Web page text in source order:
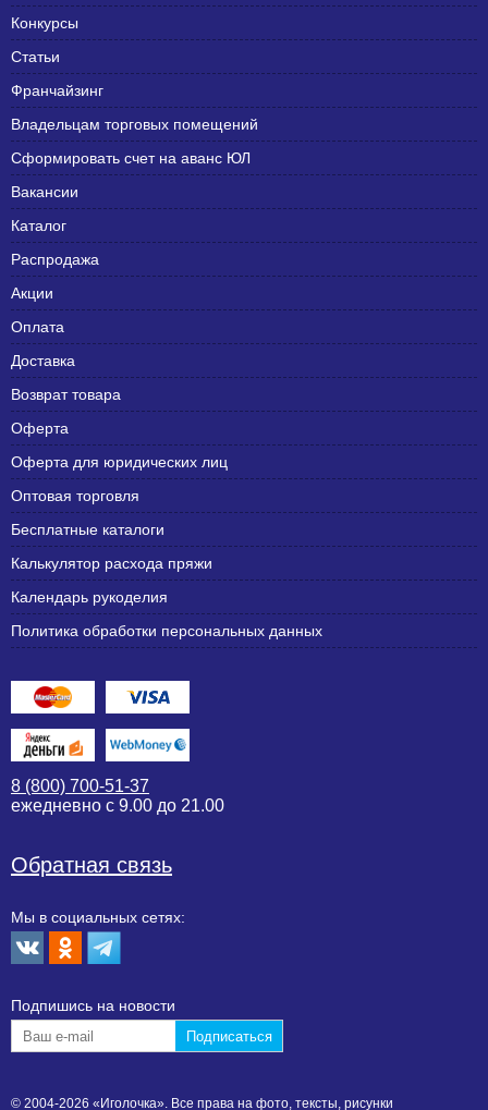
Конкурсы
Статьи
Франчайзинг
Владельцам торговых помещений
Сформировать счет на аванс ЮЛ
Вакансии
Каталог
Распродажа
Акции
Оплата
Доставка
Возврат товара
Оферта
Оферта для юридических лиц
Оптовая торговля
Бесплатные каталоги
Калькулятор расхода пряжи
Календарь рукоделия
Политика обработки персональных данных
8 (800) 700-51-37
ежедневно с 9.00 до 21.00
Обратная связь
Мы в социальных сетях:
Подпишиcь на новости
© 2004-2026 «Иголочка». Все права на фото, тексты, рисунки